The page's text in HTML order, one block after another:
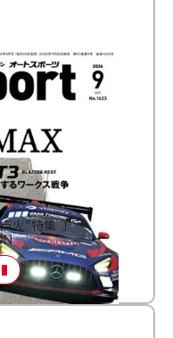
火”特集 ］